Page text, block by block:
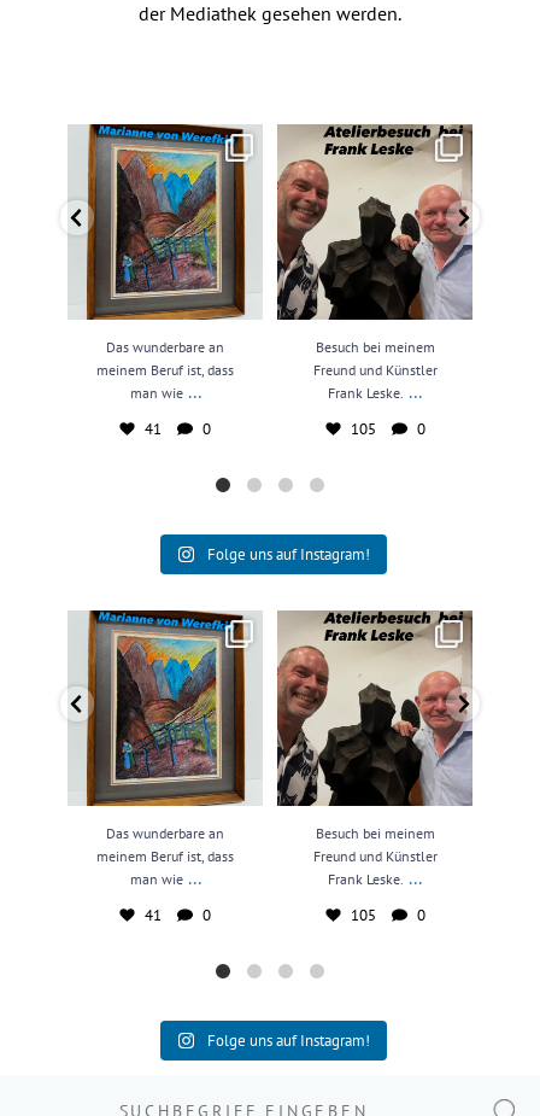
der Mediathek gesehen werden.
Das wunderbare an meinem
Beruf ist, dass man wie...
41 0
Das wunderbare an
meinem Beruf ist, dass
man wie ...
41 0
Besuch bei meinem Freund und
Künstler Frank Leske....
105 0
Besuch bei meinem
Freund und Künstler
Frank Leske. ...
105 0
Folge uns auf Instagram!
Das wunderbare an meinem
Beruf ist, dass man wie...
41 0
Das wunderbare an
meinem Beruf ist, dass
man wie ...
41 0
Besuch bei meinem Freund und
Künstler Frank Leske....
105 0
Besuch bei meinem
Freund und Künstler
Frank Leske. ...
105 0
Folge uns auf Instagram!